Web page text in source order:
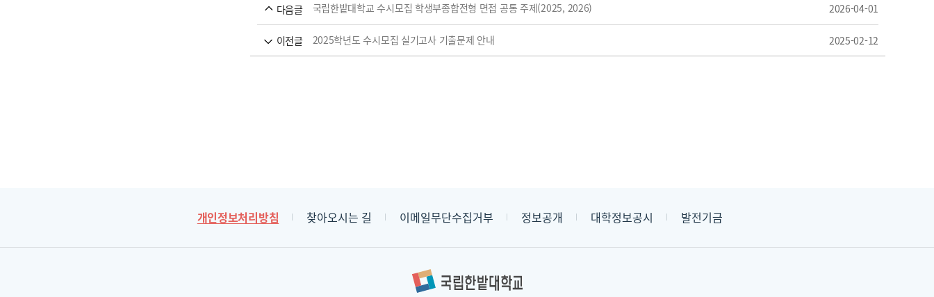
다음글 국립한밭대학교 수시모집 학생부종합전형 면접 공통 주제(2025, 2026) 2026-04-01
이전글 2025학년도 수시모집 실기고사 기출문제 안내 2025-02-12
개인정보처리방침 찾아오시는 길 이메일무단수집거부 정보공개 대학정보공시 발전기금